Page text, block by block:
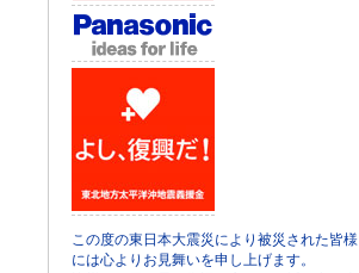
この度の東日本大震災により被災された皆様
には心よりお見舞いを申し上げます。